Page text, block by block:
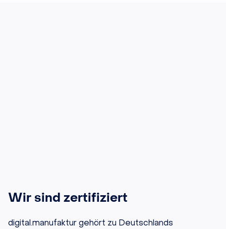
Wir sind zertifiziert
digital.manufaktur gehört zu Deutschlands